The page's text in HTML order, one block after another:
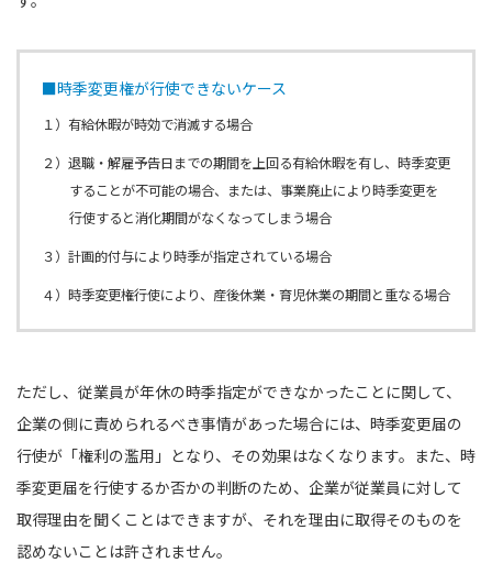
■時季変更権が行使できないケース
１）有給休暇が時効で消滅する場合
２）退職・解雇予告日までの期間を上回る有給休暇を有し、時季変更
することが不可能の場合、または、事業廃止により時季変更を
行使すると消化期間がなくなってしまう場合
３）計画的付与により時季が指定されている場合
４）時季変更権行使により、産後休業・育児休業の期間と重なる場合
ただし、従業員が年休の時季指定ができなかったことに関して、
企業の側に責められるべき事情があった場合には、時季変更届の
行使が「権利の濫用」となり、その効果はなくなります。また、時
季変更届を行使するか否かの判断のため、企業が従業員に対して
取得理由を聞くことはできますが、それを理由に取得そのものを
認めないことは許されません。